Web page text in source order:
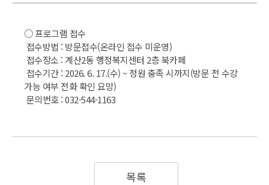
○ 프로그램 접수
접수방법 : 방문접수(온라인 접수 미운영)
접수장소 : 계산2동 행정복지센터 2층 북카페
접수기간 : 2026. 6. 17.(수) ~ 정원 충족 시까지(방문 전 수강
가능 여부 전화 확인 요망)
문의번호 : 032-544-1163
목록